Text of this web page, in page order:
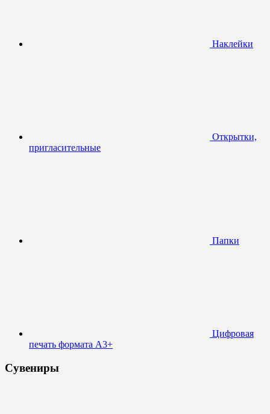
Наклейки
Открытки,
пригласительные
Папки
Цифровая
печать формата А3+
Сувениры